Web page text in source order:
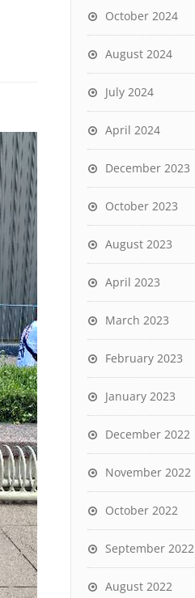
October 2024
August 2024
July 2024
April 2024
December 2023
October 2023
August 2023
April 2023
March 2023
February 2023
January 2023
December 2022
November 2022
October 2022
September 2022
August 2022